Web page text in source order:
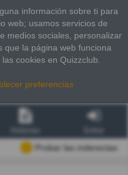
información sobre ti para
web; usamos servicios de
medios sociales, personalizar
que la página web funciona
cookies en Quizzclub.
preferencias
Probar las inderectas